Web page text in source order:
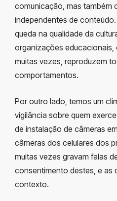
comunicação, mas também
independentes de
queda na qualidade da
organizações educacionais,
muitas vezes, reproduzem
comportamentos.
Por outro lado, temos um
vigilância sobre quem
de instalação de câmeras
câmeras dos celulares dos
muitas vezes gravam falas
consentimento destes, e as
contexto.